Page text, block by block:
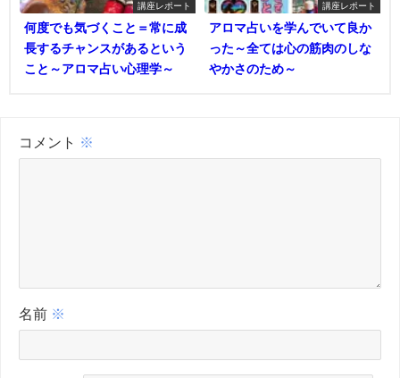
講座レポート
何度でも気づくこと＝常に成
長するチャンスがあるという
こと～アロマ占い心理学～
講座レポート
アロマ占いを学んでいて良か
った～全ては心の筋肉のしな
やかさのため～
コメント ※
名前 ※